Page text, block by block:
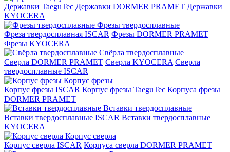
Державки TaeguTec Державки DORMER PRAMET Державки
KYOCERA
Фрезы твердосплавные
Фреза твердосплавная ISCAR Фрезы DORMER PRAMET
Фрезы KYOCERA
Свёрла твердосплавные
Сверла DORMER PRAMET Сверла KYOCERA Сверла
твердосплавные ISCAR
Корпус фрезы
Корпус фрезы ISCAR Корпус фрезы TaeguTec Корпуса фрезы
DORMER PRAMET
Вставки твердосплавные
Вставки твердосплавные ISCAR Вставки твердосплавные
KYOCERA
Корпус сверла
Корпус сверла ISCAR Корпуса сверла DORMER PRAMET